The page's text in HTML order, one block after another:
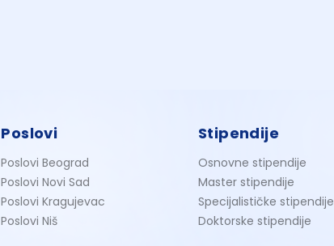
Poslovi
Poslovi Beograd
Poslovi Novi Sad
Poslovi Kragujevac
Poslovi Niš
Stipendije
Osnovne stipendije
Master stipendije
Specijalističke stipendije
Doktorske stipendije